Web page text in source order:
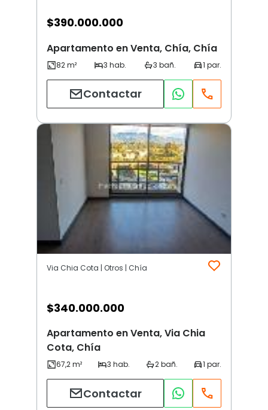
$390.000.000
Apartamento en Venta, Chía, Chía
Contactar
Via Chia Cota | Otros | Chía
$340.000.000
Apartamento en Venta, Via Chia
Cota, Chía
Contactar